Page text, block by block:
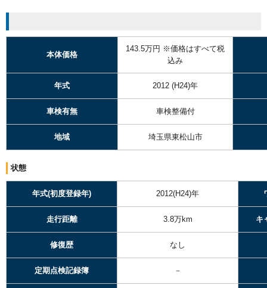
本体価格
143.5万円 ※価格はすべて税
込み
年式 2012 (H24)年
車検有無 車検整備付
地域 埼玉県東松山市
状態
年式(初度登録年) 2012(H24)年
走行距離 3.8万km キ
修復歴 なし
定期点検記録簿 －